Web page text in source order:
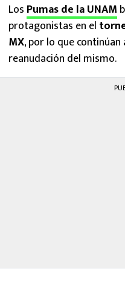
Los Pumas de la UNAM
protagonistas en el
MX, por lo que
reanudación del mismo.